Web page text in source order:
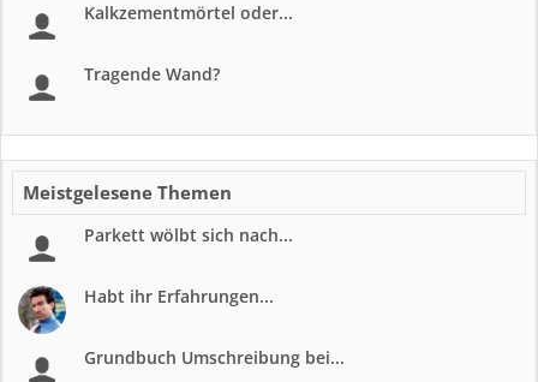
Kalkzementmörtel oder...
Tragende Wand?
Meistgelesene Themen
Parkett wölbt sich nach...
Habt ihr Erfahrungen...
Grundbuch Umschreibung bei...